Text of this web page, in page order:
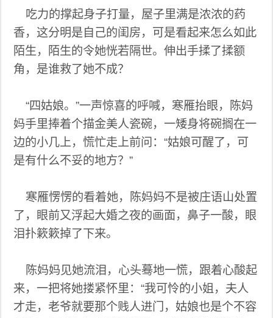
吃力的撑起身子打量，屋子里满是浓浓的药
香，这分明是自己的闺房，可是看起来怎么如此
陌生，陌生的令她恍若隔世。伸出手揉了揉额
角，是谁救了她不成？
“四姑娘。”一声惊喜的呼喊，寒雁抬眼，陈妈
妈手里捧着个描金美人瓷碗，一矮身将碗搁在一
边的小几上，慌忙走上前问：“姑娘可醒了，可
是有什么不妥的地方？”
寒雁愣愣的看着她，陈妈妈不是被庄语山处置
了，眼前又浮起大婚之夜的画面，鼻子一酸，眼
泪扑簌簌掉了下来。
陈妈妈见她流泪，心头蓦地一慌，跟着心酸起
来，一把将她搂紧怀里：“我可怜的小姐，夫人
才走，老爷就要那个贱人进门，姑娘也是个不容